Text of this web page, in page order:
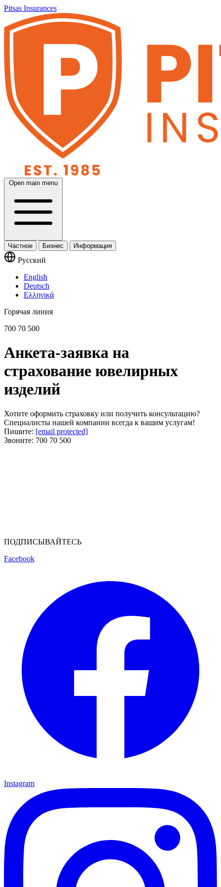
Pitsas Insurances
Open main menu
Частное Бизнес Информация
Русский
English
Deutsch
Ελληνικά
Горячая линия
700 70 500
Анкета-заявка на
страхование ювелирных
изделий
Хотите оформить страховку или получить консультацию?
Специалисты нашей компании всегда к вашим услугам!
Пишите: [email protected]
Звоните: 700 70 500
ПОДПИСЫВАЙТЕСЬ
Facebook
Instagram